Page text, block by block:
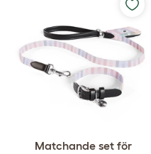
Matchande set för